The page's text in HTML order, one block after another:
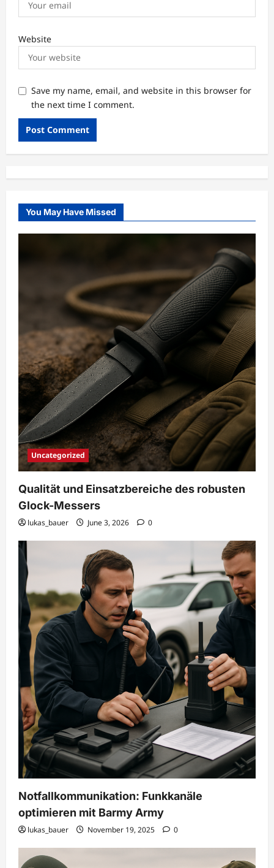
Website
Save my name, email, and website in this browser for
the next time I comment.
You May Have Missed
Uncategorized
Qualität und Einsatzbereiche des robusten
Glock-Messers
lukas_bauer June 3, 2026 0
Notfallkommunikation: Funkkanäle
optimieren mit Barmy Army
lukas_bauer November 19, 2025 0